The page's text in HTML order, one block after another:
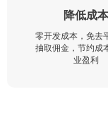
降低成本
零开发成本，免去
抽取佣金，节约成
业盈利